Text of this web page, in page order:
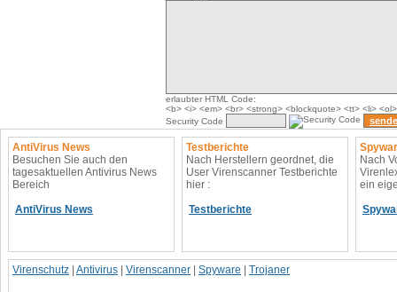
erlaubter HTML Code:
<b> <i> <em> <br> <strong> <blockquote> <tt> <li>
Security Code
AntiVirus News
Besuchen Sie auch den
tagesaktuellen Antivirus News
Bereich
AntiVirus News
Testberichte
Nach Herstellern geordnet, die
User Virenscanner Testberichte
hier :
Testberichte
Nach
ein
Virenschutz Antivirus Virenscanner Spyware Trojaner